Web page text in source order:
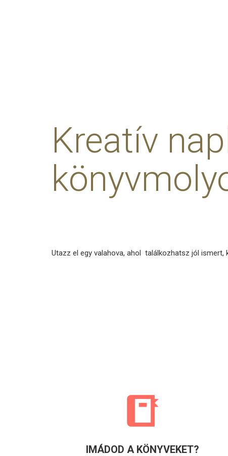
Kreatív
Utazz el egy valahova, ahol találkozhatsz jól ismert,
IMÁDOD A KÖNYVEKET?